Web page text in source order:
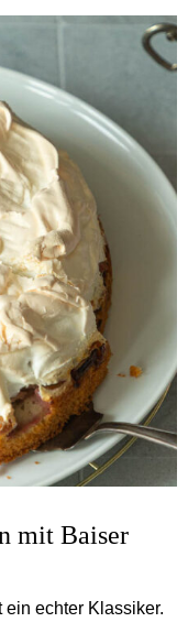
mit Baiser
echter Klassiker.